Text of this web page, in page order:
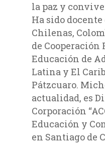
la paz y
Ha sido
Chilenas,
de Cooperación
Educación de
Latina y El
Pátzcuaro.
actualidad, es
Corporación
Educación y
en Santiago de